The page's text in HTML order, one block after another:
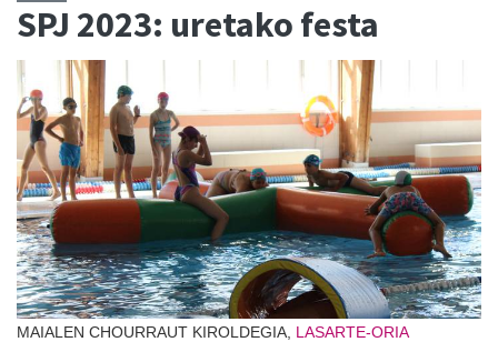
SPJ 2023: uretako festa
MAIALEN CHOURRAUT KIROLDEGIA, LASARTE-ORIA